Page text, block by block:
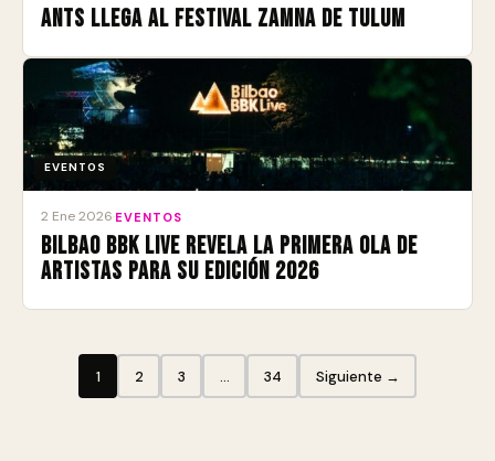
ANTS llega al Festival Zamna de Tulum
EVENTOS
2 Ene 2026 EVENTOS
Bilbao BBK Live revela la primera ola de
artistas para su edición 2026
1 2 3 … 34 Siguiente →